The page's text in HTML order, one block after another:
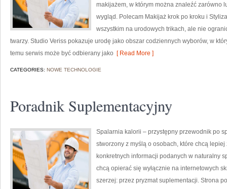
makijażem, w którym można znaleźć zarówno
wygląd. Polecam Makijaż krok po kroku i
wszystkim na urodowych trikach, ale nie
twarzy. Studio Veriss pokazuje urodę jako obszar codziennych wyborów, w
temu serwis może być odbierany jako [ Read More ]
CATEGORIES: NOWE TECHNOLOGIE
Poradnik Suplementacyjny
Spalarnia kalorii – przystępny przewodnik po
stworzony z myślą o osobach, które chcą
konkretnych informacji podanych w naturalny
chcą opierać się wyłącznie na internetowych
szerzej: przez pryzmat suplementacji. Strona